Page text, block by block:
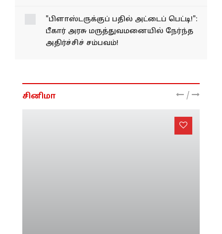
"பிளாஸ்டருக்குப் பதில் அட்டைப் பெட்டி!":
பீகார் அரசு மருத்துவமனையில் நேர்ந்த
அதிர்ச்சிச் சம்பவம்!
சினிமா /